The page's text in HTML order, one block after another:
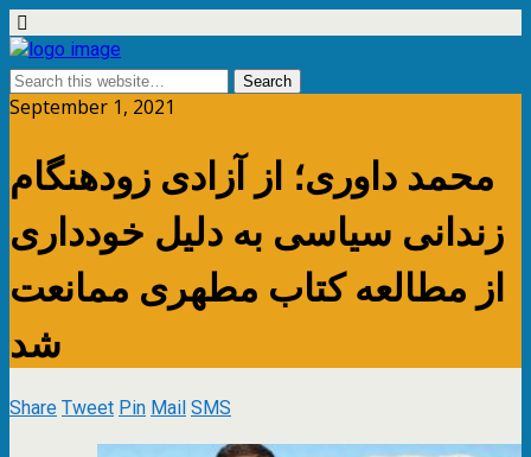
September 1, 2021
محمد داوری؛ از آزادی زودهنگام
زندانی سیاسی به دلیل خودداری
از مطالعه کتاب مطهری ممانعت
شد
ShareTweetPinMailSMS